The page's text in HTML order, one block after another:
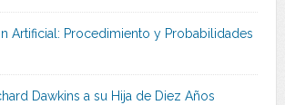
Artificial: Procedimiento y Probabilidades
Dawkins a su Hija de Diez Años